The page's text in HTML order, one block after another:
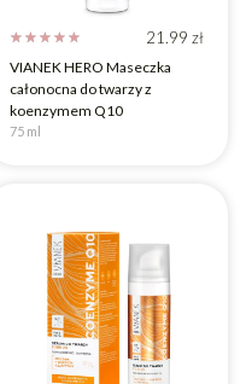
☆ ☆ ☆ ☆ ☆ 21.99 zł
VIANEK HERO Maseczka
całonocna do twarzy z
koenzymem Q10
75 ml